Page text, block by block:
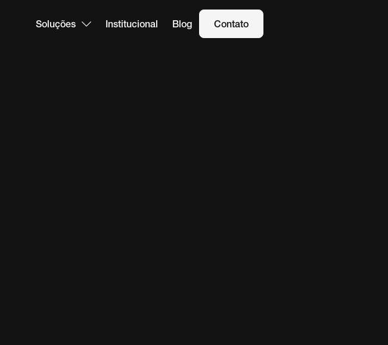
Soluções Institucional Blog Contato